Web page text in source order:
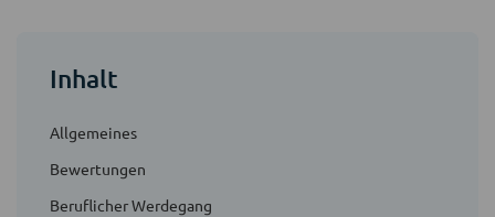
Inhalt
Allgemeines
Bewertungen
Beruflicher Werdegang